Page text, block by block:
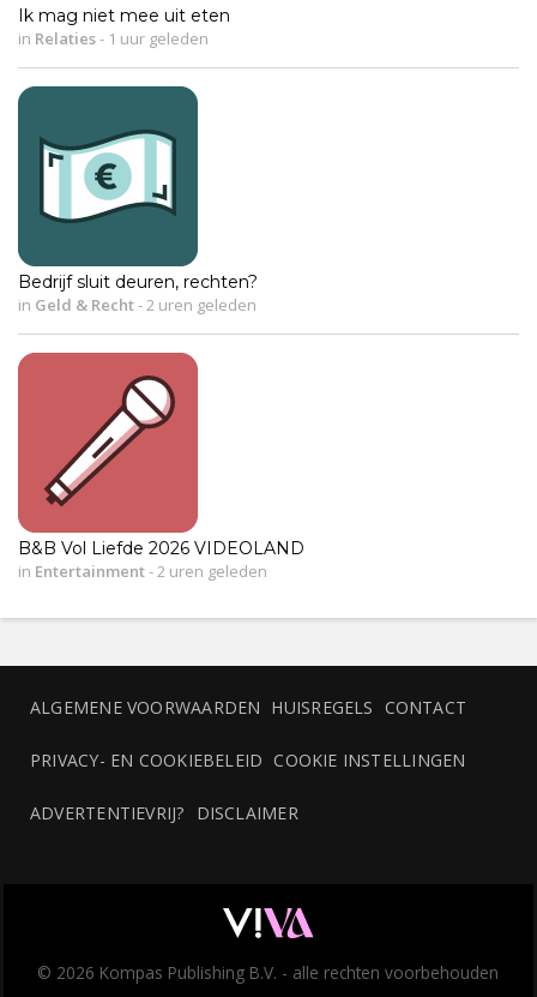
Ik mag niet mee uit eten
in Relaties- 1 uur geleden
Bedrijf sluit deuren, rechten?
in Geld & Recht- 2 uren geleden
B&B Vol Liefde 2026 VIDEOLAND
in Entertainment- 2 uren geleden
ALGEMENE VOORWAARDEN HUISREGELS CONTACT
PRIVACY- EN COOKIEBELEID COOKIE INSTELLINGEN
ADVERTENTIEVRIJ? DISCLAIMER
© 2026 Kompas Publishing B.V. - alle rechten voorbehouden